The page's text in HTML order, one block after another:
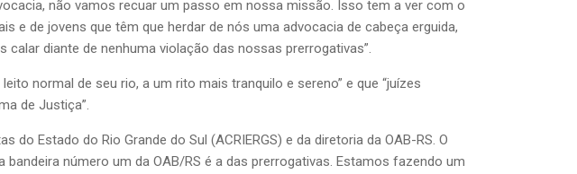
não vamos recuar um passo em nossa missão. Isso tem a ver com o
e de jovens que têm que herdar de nós uma advocacia de cabeça erguida,
diante de nenhuma violação das nossas prerrogativas”.
normal de seu rio, a um rito mais tranquilo e sereno” e que “juízes
de Justiça”.
Estado do Rio Grande do Sul (ACRIERGS) e da diretoria da OAB-RS. O
número um da OAB/RS é a das prerrogativas. Estamos fazendo um